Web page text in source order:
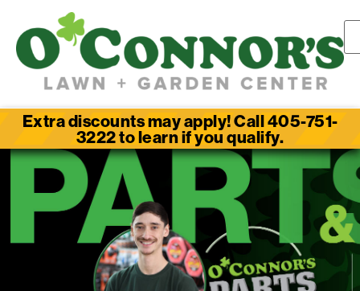
Extra discounts may apply! Call 405-751-
3222 to learn if you qualify.